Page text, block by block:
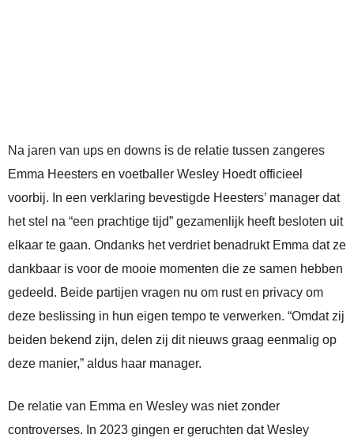
Na jaren van ups en downs is de relatie tussen zangeres
Emma Heesters en voetballer Wesley Hoedt officieel
voorbij. In een verklaring bevestigde Heesters’ manager dat
het stel na “een prachtige tijd” gezamenlijk heeft besloten uit
elkaar te gaan. Ondanks het verdriet benadrukt Emma dat ze
dankbaar is voor de mooie momenten die ze samen hebben
gedeeld. Beide partijen vragen nu om rust en privacy om
deze beslissing in hun eigen tempo te verwerken. “Omdat zij
beiden bekend zijn, delen zij dit nieuws graag eenmalig op
deze manier,” aldus haar manager.
De relatie van Emma en Wesley was niet zonder
controverses. In 2023 gingen er geruchten dat Wesley